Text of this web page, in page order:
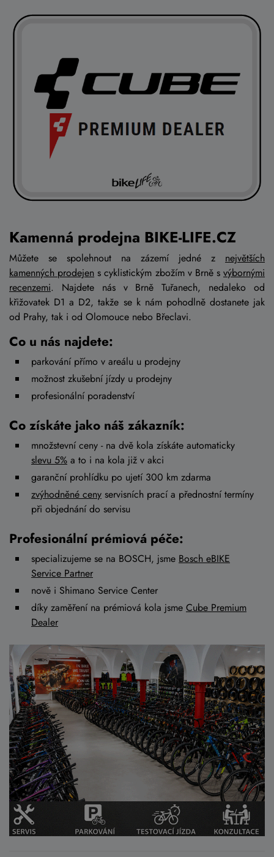
Kamenná prodejna BIKE-LIFE.CZ
Můžete se spolehnout na zázemí jedné z největších
kamenných prodejen s cyklistickým zbožím v Brně s výbornými
recenzemi. Najdete nás v Brně Tuřanech, nedaleko od
křižovatek D1 a D2, takže se k nám pohodlně dostanete jak
od Prahy, tak i od Olomouce nebo Břeclavi.
Co u nás najdete:
parkování přímo v areálu u prodejny
možnost zkušební jízdy u prodejny
profesionální poradenství
Co získáte jako náš zákazník:
množstevní ceny - na dvě kola získáte automaticky
slevu 5% a to i na kola již v akci
garanční prohlídku po ujetí 300 km zdarma
zvýhodněné ceny servisních prací a přednostní termíny
při objednání do servisu
Profesionální prémiová péče:
specializujeme se na BOSCH, jsme Bosch eBIKE
Service Partner
nově i Shimano Service Center
díky zaměření na prémiová kola jsme Cube Premium
Dealer